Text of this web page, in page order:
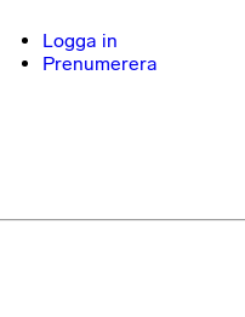
Logga in
Prenumerera